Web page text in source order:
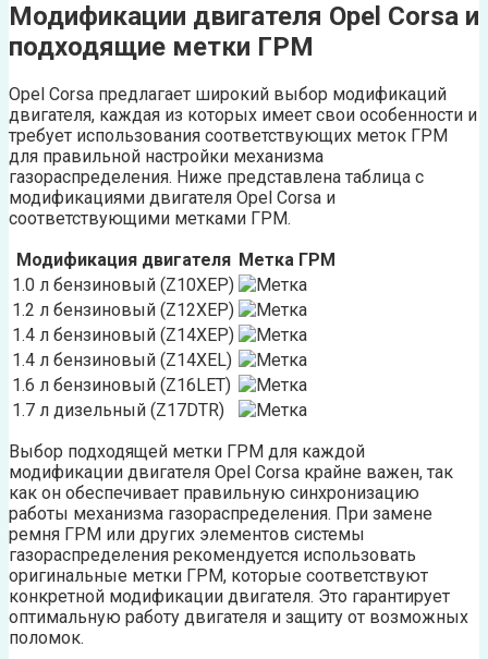
Модификации двигателя Opel Corsa и
подходящие метки ГРМ
Opel Corsa предлагает широкий выбор модификаций
двигателя, каждая из которых имеет свои особенности и
требует использования соответствующих меток ГРМ
для правильной настройки механизма
газораспределения. Ниже представлена таблица с
модификациями двигателя Opel Corsa и
соответствующими метками ГРМ.
Модификация двигателя Метка ГРМ
1.0 л бензиновый (Z10XEP)
1.2 л бензиновый (Z12XEP)
1.4 л бензиновый (Z14XEP)
1.4 л бензиновый (Z14XEL)
1.6 л бензиновый (Z16LET)
1.7 л дизельный (Z17DTR)
Выбор подходящей метки ГРМ для каждой
модификации двигателя Opel Corsa крайне важен, так
как он обеспечивает правильную синхронизацию
работы механизма газораспределения. При замене
ремня ГРМ или других элементов системы
газораспределения рекомендуется использовать
оригинальные метки ГРМ, которые соответствуют
конкретной модификации двигателя. Это гарантирует
оптимальную работу двигателя и защиту от возможных
поломок.